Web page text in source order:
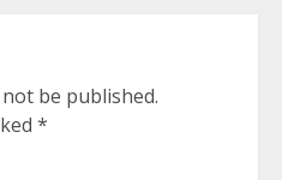
be published.
*